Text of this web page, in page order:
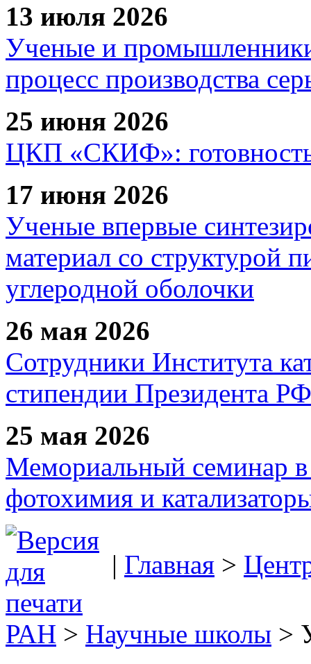
13 июля 2026
Ученые и
процесс производства
25 июня 2026
ЦКП «СКИФ»: готовность
17 июня 2026
Ученые впервые
материал со структурой
углеродной оболочки
26 мая 2026
Сотрудники Института
стипендии Президента РФ
25 мая 2026
Мемориальный семинар в
фотохимия и
| Главная >
РАН > Научные школы >